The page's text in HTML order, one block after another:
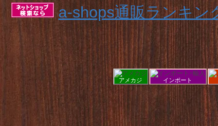
a-shops通販ランキン
アメカジ インポート